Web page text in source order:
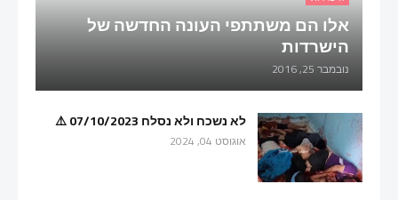
אלו הם משתתפי העונה החדשה של
הישרדות
נובמבר 25, 2016
לא נשכח ולא נסלח 07/10/2023 ⚠️
אוגוסט 04, 2024